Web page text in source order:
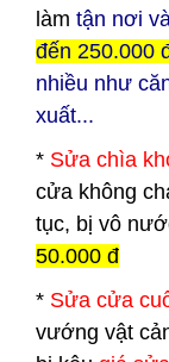
làm tận nơi
đến 250.000
nhiều như
xuất...
* Sửa chìa
cửa không
tục, bị vô
50.000 đ
* Sửa cửa
vướng vật